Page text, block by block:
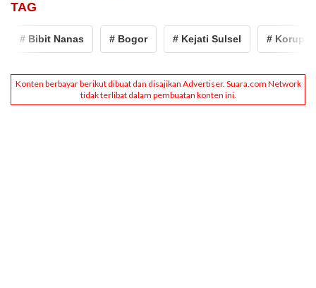
TAG
# Bibit Nanas # Bogor # Kejati Sulsel # Korupsi